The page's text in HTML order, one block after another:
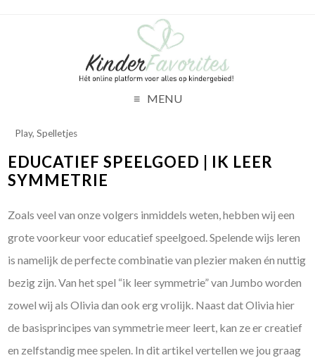
MENU
Play,Spelletjes
EDUCATIEF SPEELGOED | IK LEER
SYMMETRIE
Zoals veel van onze volgers inmiddels weten, hebben wij een
grote voorkeur voor educatief speelgoed. Spelende wijs leren
is namelijk de perfecte combinatie van plezier maken én nuttig
bezig zijn. Van het spel “ik leer symmetrie” van Jumbo worden
zowel wij als Olivia dan ook erg vrolijk. Naast dat Olivia hier
de basisprincipes van symmetrie meer leert, kan ze er creatief
en zelfstandig mee spelen. In dit artikel vertellen we jou graag